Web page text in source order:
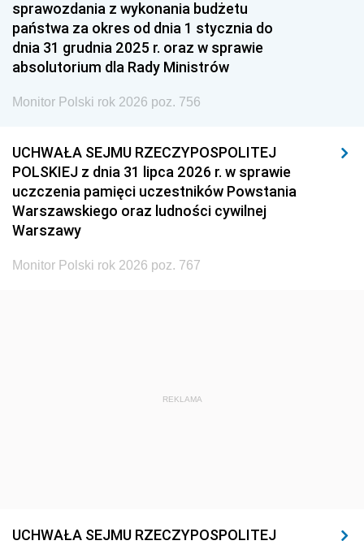
1951 1950
1948 1947 1946
1939 1938
sprawozdania z wykonania budżetu
państwa za okres od dnia 1 stycznia do
dnia 31 grudnia 2025 r. oraz w sprawie
absolutorium dla Rady Ministrów
Monitor Polski rok 2026 poz. 756
UCHWAŁA SEJMU RZECZYPOSPOLITEJ
POLSKIEJ z dnia 31 lipca 2026 r. w sprawie
uczczenia pamięci uczestników Powstania
Warszawskiego oraz ludności cywilnej
Warszawy
Monitor Polski rok 2026 poz. 767
REKLAMA
UCHWAŁA SEJMU RZECZYPOSPOLITEJ